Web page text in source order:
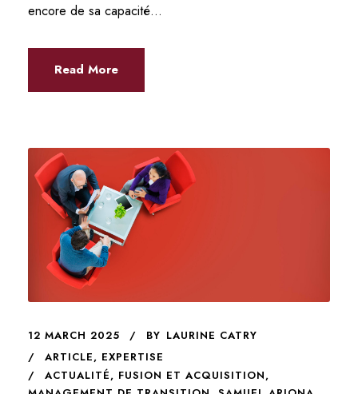
encore de sa capacité...
Read More
12 MARCH 2025 BY LAURINE CATRY
ARTICLE, EXPERTISE
ACTUALITÉ, FUSION ET ACQUISITION,